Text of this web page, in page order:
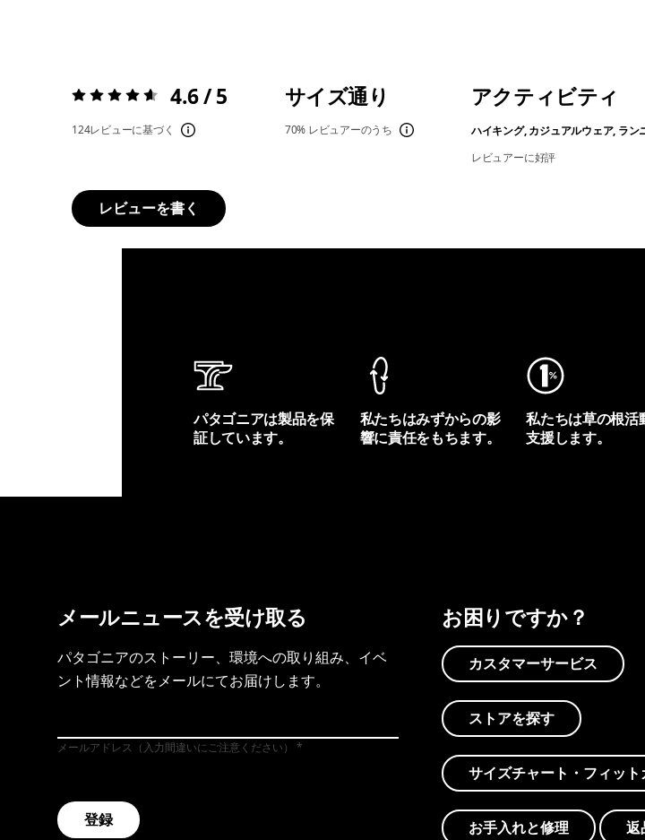
評価:4.6 / 5 4.6 / 5
124レビューに基づく
サイズ通り
70% レビュアーのうち
アクティビティ
ハイキング, カジュアルウェア, ラン
レビュアーに好評
レビューを書く
パタゴニアは製品を保
証しています。
私たちはみずからの影
響に責任をもちます。
私たちは草の根活
支援します。
メールニュースを受け取る
パタゴニアのストーリー、環境への取り組み、イベ
ント情報などをメールにてお届けします。
メールアドレス（入力間違いにご注意ください）
登録
お困りですか？
カスタマーサービス
ストアを探す
サイズチャート・フィット
お手入れと修理 返